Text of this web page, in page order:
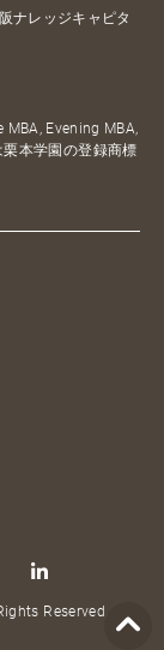
ナレッジキャピタ
MBA, Evening MBA,
栗本学園の登録商標
Reserved.